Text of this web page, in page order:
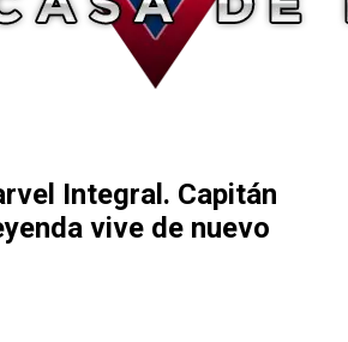
Integral. Capitán
vive de nuevo